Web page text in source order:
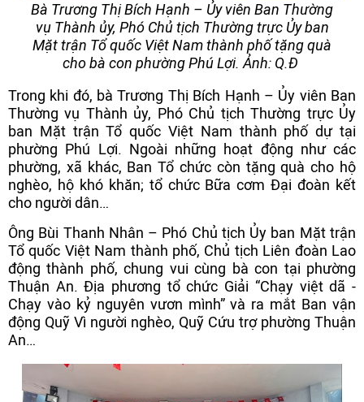
Bà Trương Thị Bích Hạnh – Ủy viên Ban Thường
vụ Thành ủy, Phó Chủ tịch Thường trực Ủy ban
Mặt trận Tổ quốc Việt Nam thành phố tặng quà
cho bà con phường Phú Lợi. Ảnh: Q.Đ
Trong khi đó, bà Trương Thị Bích Hạnh – Ủy viên Ban
Thường vụ Thành ủy, Phó Chủ tịch Thường trực Ủy
ban Mặt trận Tổ quốc Việt Nam thành phố dự tại
phường Phú Lợi. Ngoài những hoạt động như các
phường, xã khác, Ban Tổ chức còn tặng quà cho hộ
nghèo, hộ khó khăn; tổ chức Bữa cơm Đại đoàn kết
cho người dân…
Ông Bùi Thanh Nhân – Phó Chủ tịch Ủy ban Mặt trận
Tổ quốc Việt Nam thành phố, Chủ tịch Liên đoàn Lao
động thành phố, chung vui cùng bà con tại phường
Thuận An. Địa phương tổ chức Giải “Chạy việt dã -
Chạy vào kỷ nguyên vươn mình” và ra mắt Ban vận
động Quỹ Vì người nghèo, Quỹ Cứu trợ phường Thuận
An…